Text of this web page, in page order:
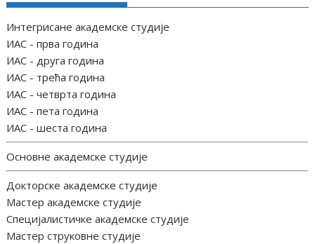
Интегрисане академске студије
ИАС - прва година
ИАС - друга година
ИАС - трећа година
ИАС - четврта година
ИАС - пета година
ИАС - шеста година
Основне академске студије
Докторске академске студије
Мастер академске студије
Специјалистичке академске студије
Мастер струковне студије